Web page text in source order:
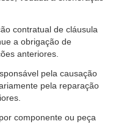
contratual de cláusula
a obrigação de
anteriores.
pela causação
pela reparação
componente ou peça